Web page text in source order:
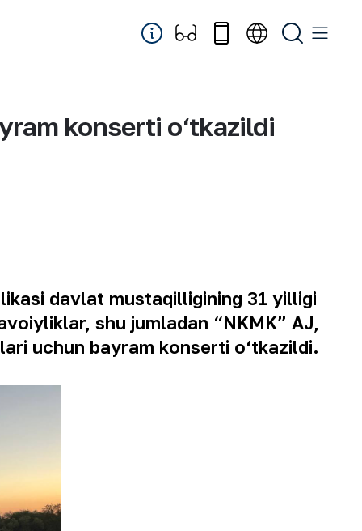
konserti o‘tkazildi
davlat mustaqilligining 31 yilligi
shu jumladan “NKMK” AJ,
uchun bayram konserti o‘tkazildi.